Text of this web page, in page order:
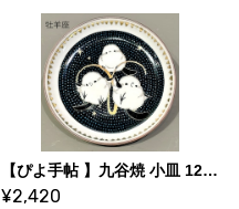
【ぴよ手帖 】九谷焼 小皿 12星座シリーズ ： 牡羊・牡牛・双子・蟹・獅子・乙女
¥2,420